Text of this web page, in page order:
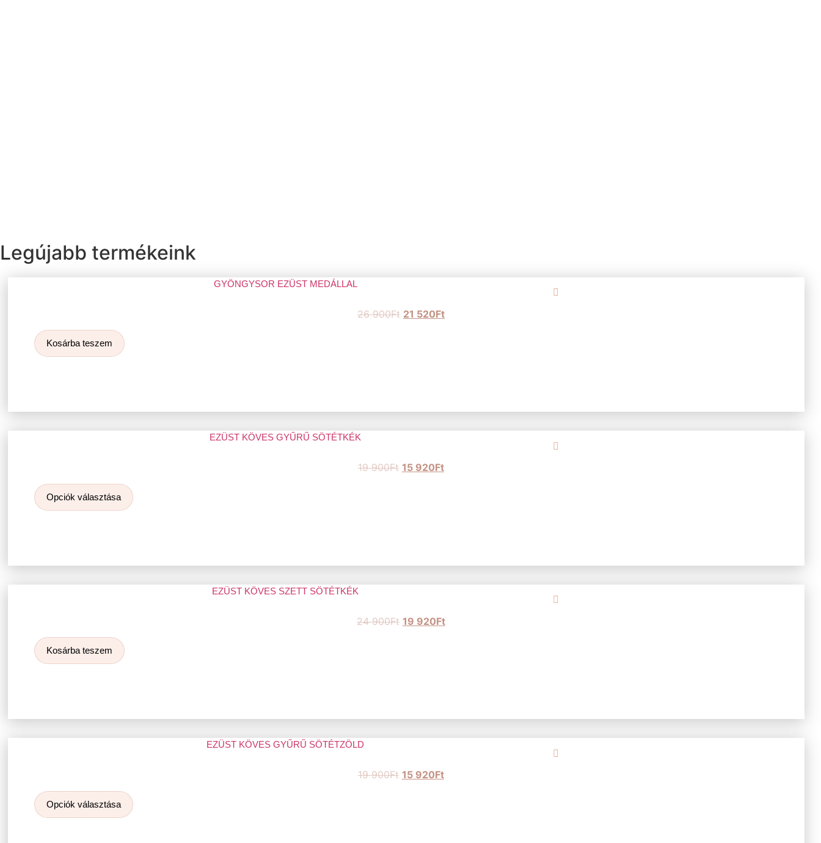
Legújabb termékeink
GYÖNGYSOR EZÜST MEDÁLLAL
26 900Ft 21 520Ft
Kosárba teszem
EZÜST KÖVES GYŰRŰ SÖTÉTKÉK
19 900Ft 15 920Ft
Opciók választása
EZÜST KÖVES SZETT SÖTÉTKÉK
24 900Ft 19 920Ft
Kosárba teszem
EZÜST KÖVES GYŰRŰ SÖTÉTZÖLD
19 900Ft 15 920Ft
Opciók választása